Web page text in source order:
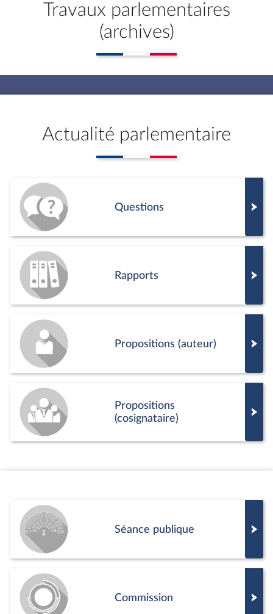
Travaux parlementaires
(archives)
Actualité parlementaire
Questions
Rapports
Propositions (auteur)
Propositions
(cosignataire)
Séance publique
Commission